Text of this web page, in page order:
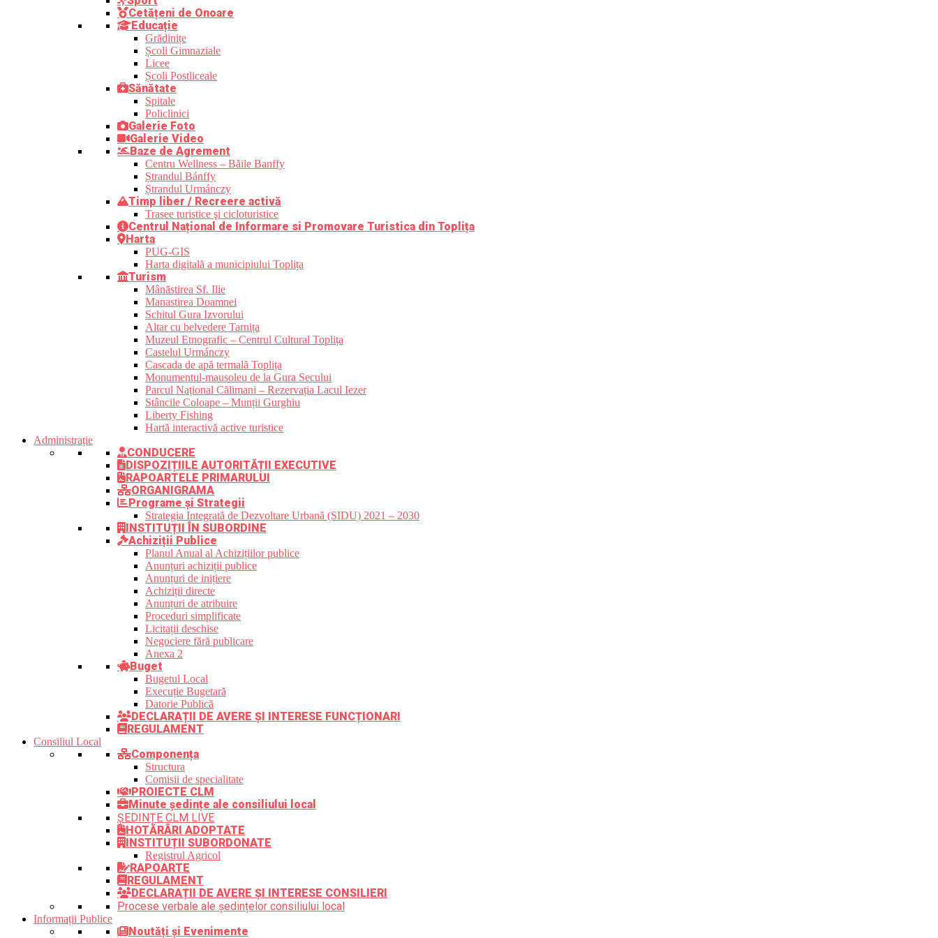
Cetățeni de Onoare
Educație
Grădinițe
Școli Gimnaziale
Licee
Școli Postliceale
Sănătate
Spitale
Policlinici
Galerie Foto
Galerie Video
Baze de Agrement
Centru Wellness – Băile Banffy
Ștrandul Bánffy
Ștrandul Urmánczy
Timp liber / Recreere activă
Trasee turistice şi cicloturistice
Centrul Național de Informare si Promovare Turistica din Toplița
Harta
PUG-GIS
Harta digitală a municipiului Toplița
Turism
Mânăstirea Sf. Ilie
Manastirea Doamnei
Schitul Gura Izvorului
Altar cu belvedere Tarnița
Muzeul Etnografic – Centrul Cultural Toplița
Castelul Urmánczy
Cascada de apă termală Toplița
Monumentul-mausoleu de la Gura Secului
Parcul Național Călimani – Rezervația Lacul Iezer
Stâncile Coloape – Munții Gurghiu
Liberty Fishing
Hartă interactivă active turistice
Administrație
CONDUCERE
DISPOZIȚIILE AUTORITĂȚII EXECUTIVE
RAPOARTELE PRIMARULUI
ORGANIGRAMA
Programe și Strategii
Strategia Integrată de Dezvoltare Urbană (SIDU) 2021 – 2030
INSTITUȚII ÎN SUBORDINE
Achiziții Publice
Planul Anual al Achizițiilor publice
Anunțuri achiziții publice
Anunțuri de inițiere
Achiziții directe
Anunțuri de atribuire
Proceduri simplificate
Licitații deschise
Negociere fără publicare
Anexa 2
Buget
Bugetul Local
Execuție Bugetară
Datorie Publică
DECLARAȚII DE AVERE ȘI INTERESE FUNCȚIONARI
REGULAMENT
Consiliul Local
Componența
Structura
Comisii de specialitate
PROIECTE CLM
Minute ședințe ale consiliului local
ȘEDINȚE CLM LIVE
HOTĂRÂRI ADOPTATE
INSTITUȚII SUBORDONATE
Registrul Agricol
RAPOARTE
REGULAMENT
DECLARAȚII DE AVERE ȘI INTERESE CONSILIERI
Procese verbale ale ședințelor consiliului local
Informații Publice
Noutăți și Evenimente